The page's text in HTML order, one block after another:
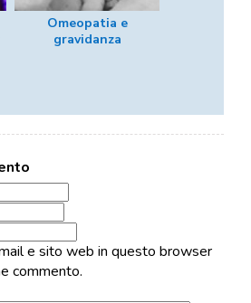
Omeopatia e
gravidanza
e sito web in questo browser
commento.